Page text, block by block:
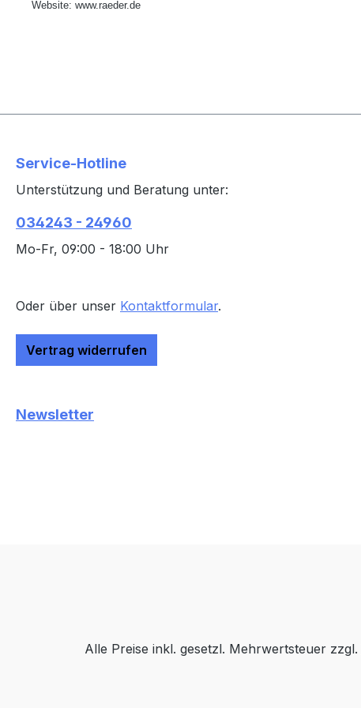
Website: www.raeder.de
Service-Hotline
Unterstützung und Beratung unter:
034243 - 24960
Mo-Fr, 09:00 - 18:00 Uhr
Oder über unser Kontaktformular.
Vertrag widerrufen
Newsletter
Alle Preise inkl. gesetzl. Mehrwertsteuer zzgl.